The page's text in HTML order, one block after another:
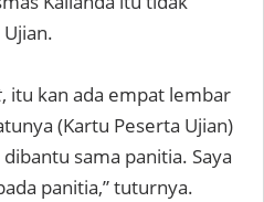
, itu kan ada empat lembar
(Kartu Peserta Ujian)
dibantu sama panitia. Saya
panitia,” tuturnya.